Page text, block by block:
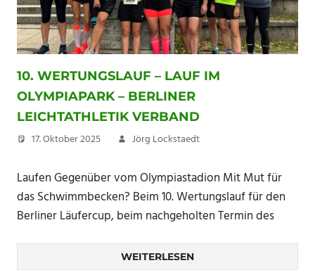
10. WERTUNGSLAUF – LAUF IM
OLYMPIAPARK – BERLINER
LEICHTATHLETIK VERBAND
17. Oktober 2025 Jörg Lockstaedt
Laufen Gegenüber vom Olympiastadion Mit Mut für
das Schwimmbecken? Beim 10. Wertungslauf für den
Berliner Läufercup, beim nachgeholten Termin des
WEITERLESEN